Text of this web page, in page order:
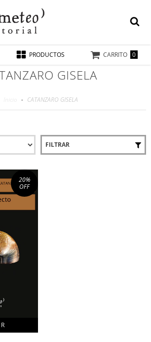
PRODUCTOS CARRITO 0
GISELA
- CATANZARO GISELA
FILTRAR
20%
OFF